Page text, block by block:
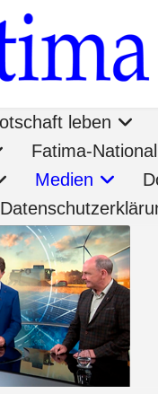
leben
Fatima-
Medien